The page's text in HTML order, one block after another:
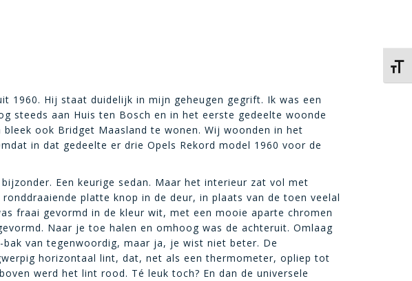
1960. Hij staat duidelijk in mijn geheugen gegrift. Ik was een
steeds aan Huis ten Bosch en in het eerste gedeelte woonde
ook Bridget Maasland te wonen. Wij woonden in het
in dat gedeelte er drie Opels Rekord model 1960 voor de
Een keurige sedan. Maar het interieur zat vol met
platte knop in de deur, in plaats van de toen veelal
fraai gevormd in de kleur wit, met een mooie aparte chromen
Naar je toe halen en omhoog was de achteruit. Omlaag
van tegenwoordig, maar ja, je wist niet beter. De
horizontaal lint, dat, net als een thermometer, opliep tot
werd het lint rood. Té leuk toch? En dan de universele